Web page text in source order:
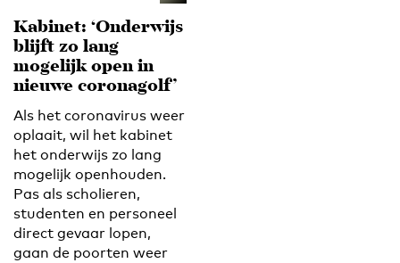
Kabinet: ‘Onderwijs
blijft zo lang
mogelijk open in
nieuwe coronagolf’
Als het coronavirus weer
oplaait, wil het kabinet
het onderwijs zo lang
mogelijk openhouden.
Pas als scholieren,
studenten en personeel
direct gevaar lopen,
gaan de poorten weer